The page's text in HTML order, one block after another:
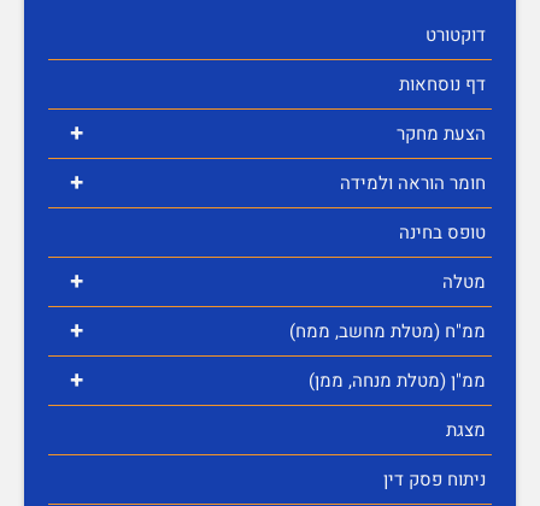
דוקטורט
דף נוסחאות
+ הצעת מחקר
+
חומר הוראה ולמידה
טופס בחינה
+ מטלה
+ ממ"ח (מטלת מחשב, ממח)
+
ממ"ן (מטלת מנחה, ממן)
מצגת
ניתוח פסק דין